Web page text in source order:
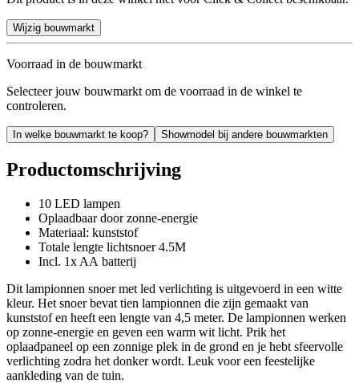
Wijzig bouwmarkt
Voorraad in de bouwmarkt
Selecteer jouw bouwmarkt om de voorraad in de winkel te
controleren.
In welke bouwmarkt te koop? Showmodel bij andere bouwmarkten
Productomschrijving
10 LED lampen
Oplaadbaar door zonne-energie
Materiaal: kunststof
Totale lengte lichtsnoer 4.5M
Incl. 1x AA batterij
Dit lampionnen snoer met led verlichting is uitgevoerd in een witte
kleur. Het snoer bevat tien lampionnen die zijn gemaakt van
kunststof en heeft een lengte van 4,5 meter. De lampionnen werken
op zonne-energie en geven een warm wit licht. Prik het
oplaadpaneel op een zonnige plek in de grond en je hebt sfeervolle
verlichting zodra het donker wordt. Leuk voor een feestelijke
aankleding van de tuin.